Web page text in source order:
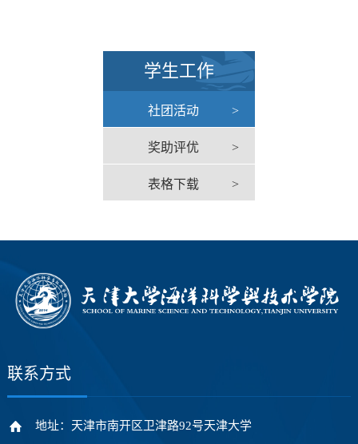
学生工作
社团活动 >
奖助评优 >
表格下载 >
联系方式
地址：天津市南开区卫津路92号天津大学